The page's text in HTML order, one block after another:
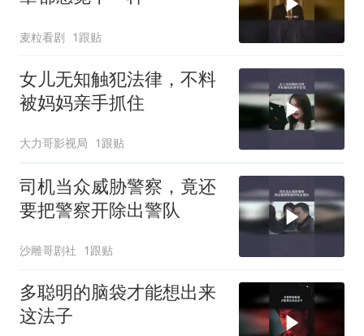
麦粒看剧 1跟贴
女儿无知触犯法律，不料
被妈妈亲手抓住
大力哥影视局 1跟贴
司机当众威胁警察，竟还
要把警察开除出警队
沙雕哥剧社 1跟贴
多聪明的脑袋才能想出来
这法子